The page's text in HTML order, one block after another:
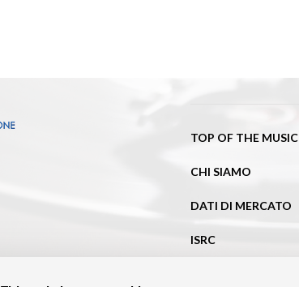
TOP OF THE MUSIC
CHI SIAMO
DATI DI MERCATO
ISRC